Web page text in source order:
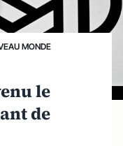
MONDE
le
de